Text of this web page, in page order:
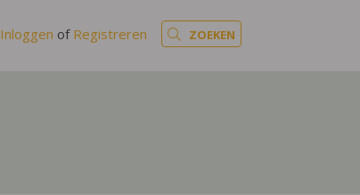
Inloggen of Registreren ZOEKEN